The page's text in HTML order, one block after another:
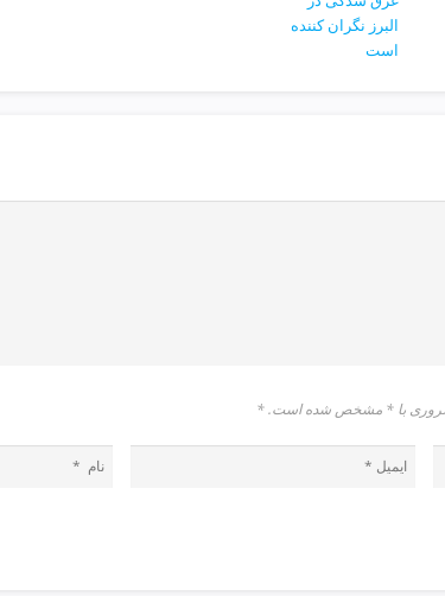
ضروری با * مشخص شده است.*